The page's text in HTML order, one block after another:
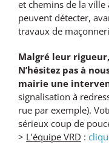
et chemins de la
peuvent détecter,
travaux de
Malgré leur
N’hésitez pas à
mairie une
signalisation à
rue par exemple).
sérieux coup de
> L’équipe VRD :